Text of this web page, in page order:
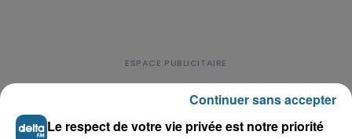
Le respect de votre vie privée est notre priorité
Continuer sans accepter